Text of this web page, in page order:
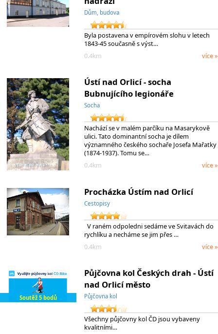
Dům, budova
Byla postavena v empírovém slohu v letech
1843-45 současně s výst…
0.4km
více »
Ústí nad Orlicí - socha
Bubnujícího legionáře
Socha
Nachází se v malém parčíku na Masarykově
ulici. Tato dominantní socha je dílem
významného českého sochaře Josefa Mařatky
(1874-1937). Tomu se…
0.4km
více »
Procházka Ústím nad Orlicí
Cestopisy
V raném odpoledni sedáme ve Svitavách do
rychlíku a necháme se jim přes …
0.4km
více »
Soutěž 5 bodů
Půjčovna kol Českých drah - Ústí
nad Orlicí město
Půjčovna kol
Všechny půjčovny kol ČD jsou vybaveny
kvalitními…